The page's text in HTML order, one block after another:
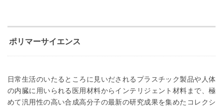
ポリマーサイエンス
日常生活のいたるところに見いだされるプラスチック製品や人体
の内臓に用いられる医用材料からインテリジェント材料まで、極
めて汎用性の高い合成高分子の最新の研究成果を集めたコレクシ